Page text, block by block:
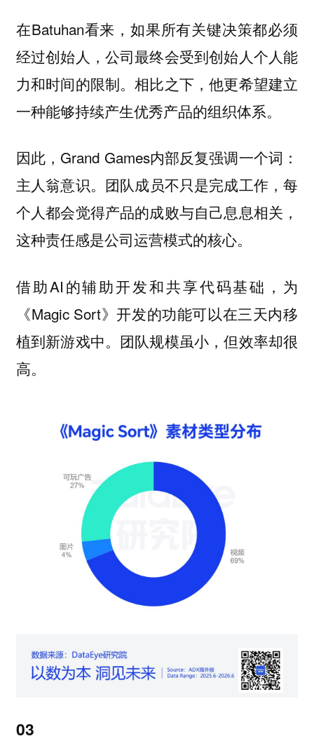
在Batuhan看来，如果所有关键决策都必须
经过创始人，公司最终会受到创始人个人能
力和时间的限制。相比之下，他更希望建立
一种能够持续产生优秀产品的组织体系。
因此，Grand Games内部反复强调一个词：
主人翁意识。 团队成员不只是完成工作，每
个人都会觉得产品的成败与自己息息相关，
这种责任感是公司运营模式的核心。
借助AI的辅助开发和共享代码基础，为
《Magic Sort》开发的功能可以在三天内移
植到新游戏中。团队规模虽小，但效率却很
高。
03